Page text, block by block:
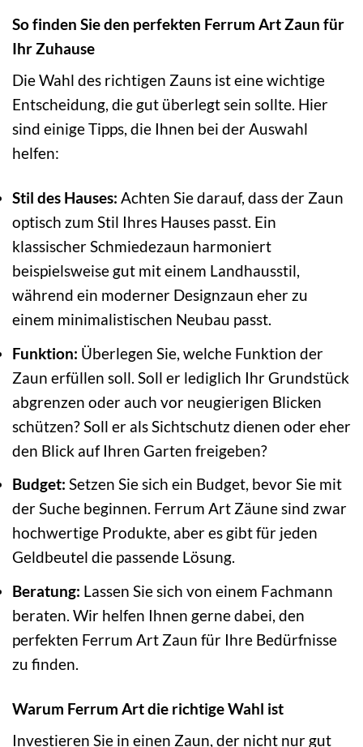
So finden Sie den perfekten Ferrum Art Zaun für
Ihr Zuhause
Die Wahl des richtigen Zauns ist eine wichtige
Entscheidung, die gut überlegt sein sollte. Hier
sind einige Tipps, die Ihnen bei der Auswahl
helfen:
Stil des Hauses: Achten Sie darauf, dass der Zaun
optisch zum Stil Ihres Hauses passt. Ein
klassischer Schmiedezaun harmoniert
beispielsweise gut mit einem Landhausstil,
während ein moderner Designzaun eher zu
einem minimalistischen Neubau passt.
Funktion: Überlegen Sie, welche Funktion der
Zaun erfüllen soll. Soll er lediglich Ihr Grundstück
abgrenzen oder auch vor neugierigen Blicken
schützen? Soll er als Sichtschutz dienen oder eher
den Blick auf Ihren Garten freigeben?
Budget: Setzen Sie sich ein Budget, bevor Sie mit
der Suche beginnen. Ferrum Art Zäune sind zwar
hochwertige Produkte, aber es gibt für jeden
Geldbeutel die passende Lösung.
Beratung: Lassen Sie sich von einem Fachmann
beraten. Wir helfen Ihnen gerne dabei, den
perfekten Ferrum Art Zaun für Ihre Bedürfnisse
zu finden.
Warum Ferrum Art die richtige Wahl ist
Investieren Sie in einen Zaun, der nicht nur gut